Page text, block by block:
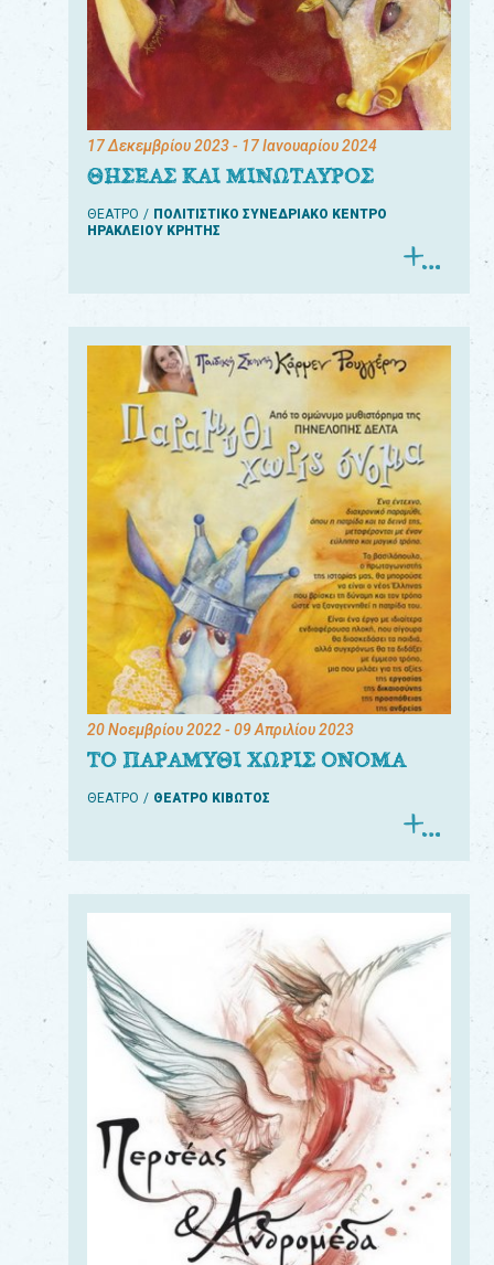
17 Δεκεμβρίου 2023- 17 Ιανουαρίου 2024
ΘΗΣΕΑΣ ΚΑΙ ΜΙΝΩΤΑΥΡΟΣ
ΘΕΑΤΡΟ
ΠΟΛΙΤΙΣΤΙΚΟ ΣΥΝΕΔΡΙΑΚΟ ΚΕΝΤΡΟ
ΗΡΑΚΛΕΙΟΥ ΚΡΗΤΗΣ
20 Νοεμβρίου 2022- 09 Απριλίου 2023
ΤΟ ΠΑΡΑΜΥΘΙ ΧΩΡΙΣ ΟΝΟΜΑ
ΘΕΑΤΡΟ ΘΕΑΤΡΟ ΚΙΒΩΤΟΣ